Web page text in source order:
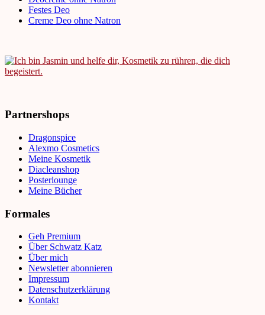
Festes Deo
Creme Deo ohne Natron
Partnershops
Dragonspice
Alexmo Cosmetics
Meine Kosmetik
Diacleanshop
Posterlounge
Meine Bücher
Formales
Geh Premium
Über Schwatz Katz
Über mich
Newsletter abonnieren
Impressum
Datenschutzerklärung
Kontakt